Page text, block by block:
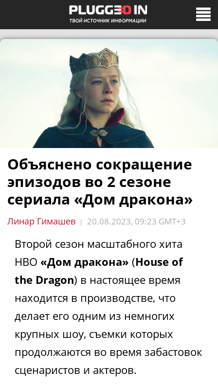
Объяснено сокращение
эпизодов во 2 сезоне
сериала «Дом дракона»
Линар Гимашев | 20.08.2023, 09:23 GMT+3
Второй сезон масштабного хита
HBO «Дом дракона» (House of
the Dragon) в настоящее время
находится в производстве, что
делает его одним из немногих
крупных шоу, съемки которых
продолжаются во время забастовок
сценаристов и актеров.